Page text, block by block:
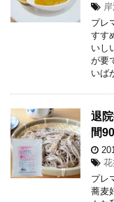
プレ
すす
いし
が要
いば
退
間
プレ
蕎麦